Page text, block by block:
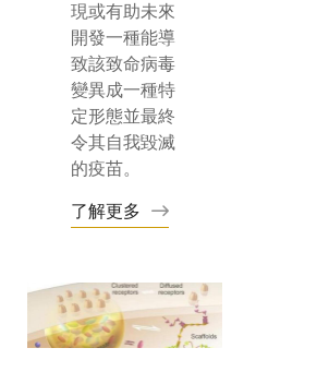
現或有助未來
開發一種能導
致該致命病毒
變異成一種特
定形態並最終
令其自我毀滅
的疫苗。
了解更多